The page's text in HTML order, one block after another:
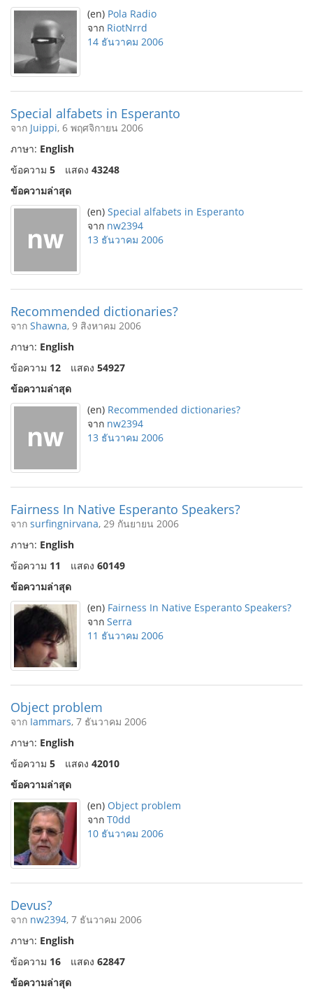
(en) Pola Radio
จาก RiotNrrd
14 ธันวาคม 2006
Special alfabets in Esperanto
จาก Juippi, 6 พฤศจิกายน 2006
ภาษา: English
ข้อความ 5 แสดง 43248
ข้อความล่าสุด
(en) Special alfabets in Esperanto
จาก nw2394
13 ธันวาคม 2006
Recommended dictionaries?
จาก Shawna, 9 สิงหาคม 2006
ภาษา: English
ข้อความ 12 แสดง 54927
ข้อความล่าสุด
(en) Recommended dictionaries?
จาก nw2394
13 ธันวาคม 2006
Fairness In Native Esperanto Speakers?
จาก surfingnirvana, 29 กันยายน 2006
ภาษา: English
ข้อความ 11 แสดง 60149
ข้อความล่าสุด
(en) Fairness In Native Esperanto Speakers?
จาก Serra
11 ธันวาคม 2006
Object problem
จาก Iammars, 7 ธันวาคม 2006
ภาษา: English
ข้อความ 5 แสดง 42010
ข้อความล่าสุด
(en) Object problem
จาก T0dd
10 ธันวาคม 2006
Devus?
จาก nw2394, 7 ธันวาคม 2006
ภาษา: English
ข้อความ 16 แสดง 62847
ข้อความล่าสุด